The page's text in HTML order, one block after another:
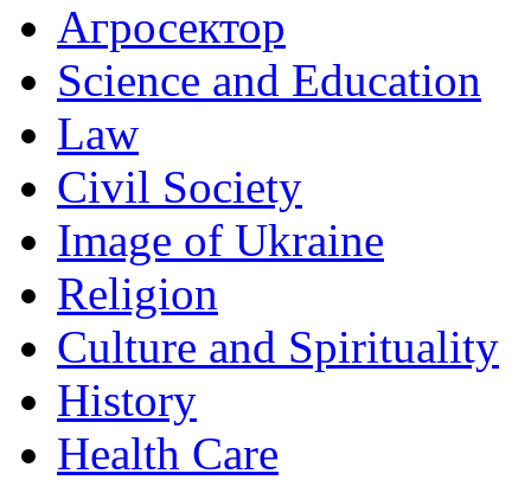
Агросектор
Science and Education
Law
Civil Society
Image of Ukraine
Religion
Culture and Spirituality
History
Health Care